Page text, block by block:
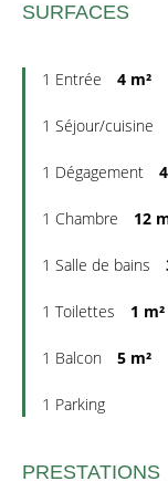
SURFACES
1 Entrée 4 m²
1 Séjour/cuisine
1 Dégagement
1 Chambre 12
1 Salle de bains
1 Toilettes 1 m²
1 Balcon 5 m²
1 Parking
PRESTATIONS